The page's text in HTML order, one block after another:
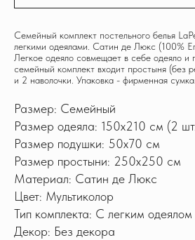
Семейный комплект постельного белья
легкими одеялами. Сатин де Люкс (100%
Легкое одеяло совмещает в себе одеяло и
семейный комплект входит простыня (без
и 2 наволочки. Упаковка - фирменная сумка.
Размер: Семейный
Размер одеяла: 150x210 см (2
Размер подушки: 50x70 см
Размер простыни: 250х250 см
Материал: Сатин де Люкс
Цвет: Мультиколор
Тип комплекта: С легким одеялом
Декор: Без декора